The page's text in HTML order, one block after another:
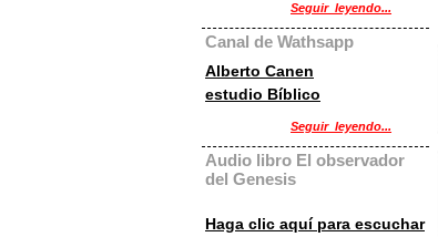
Seguir_leyendo...
Canal de Wathsapp
Alberto Canen
estudio Bíblico
Seguir_leyendo...
Audio libro El observador
del Genesis
Haga clic aquí para escuchar